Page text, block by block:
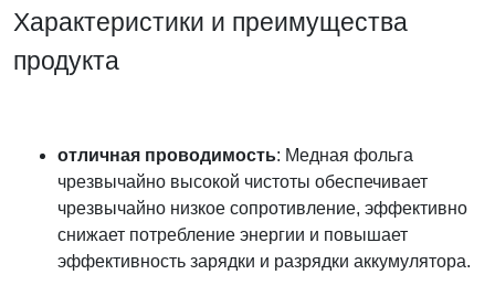
Характеристики и преимущества
продукта
отличная проводимость: Медная фольга
чрезвычайно высокой чистоты обеспечивает
чрезвычайно низкое сопротивление, эффективно
снижает потребление энергии и повышает
эффективность зарядки и разрядки аккумулятора.